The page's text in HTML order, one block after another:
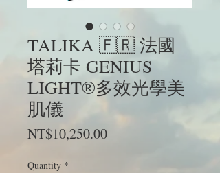
TALIKA 🇫🇷 法國
塔莉卡 GENIUS
LIGHT®多效光學美
肌儀
NT$10,250.00Price
Quantity *